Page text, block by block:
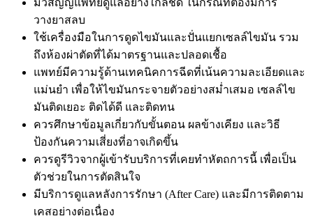
มีวิสัญญีแพทย์ดูแลอย่างใกล้ชิด ในกรณีที่ต้องมีการ
วางยาสลบ
ใช้เครื่องมือในการดูดไขมันและปั่นแยกเซลล์ไขมัน รวม
ถึงห้องผ่าตัดที่ได้มาตรฐานและปลอดเชื้อ
แพทย์มีความรู้ด้านเทคนิคการฉีดที่เน้นความละเอียดและ
แม่นยำ เพื่อให้ไขมันกระจายตัวอย่างสม่ำเสมอ เซลล์ไข
มันติดเยอะ ติดได้ดี และติดทน
ควรศึกษาข้อมูลเกี่ยวกับขั้นตอน ผลข้างเคียง และวิธี
ป้องกันความเสี่ยงที่อาจเกิดขึ้น
ควรดูรีวิวจากผู้เข้ารับบริการที่เคยทำหัตถการนี้ เพื่อเป็น
ตัวช่วยในการตัดสินใจ
มีบริการดูแลหลังการรักษา (After Care) และมีการติดตาม
เคสอย่างต่อเนื่อง